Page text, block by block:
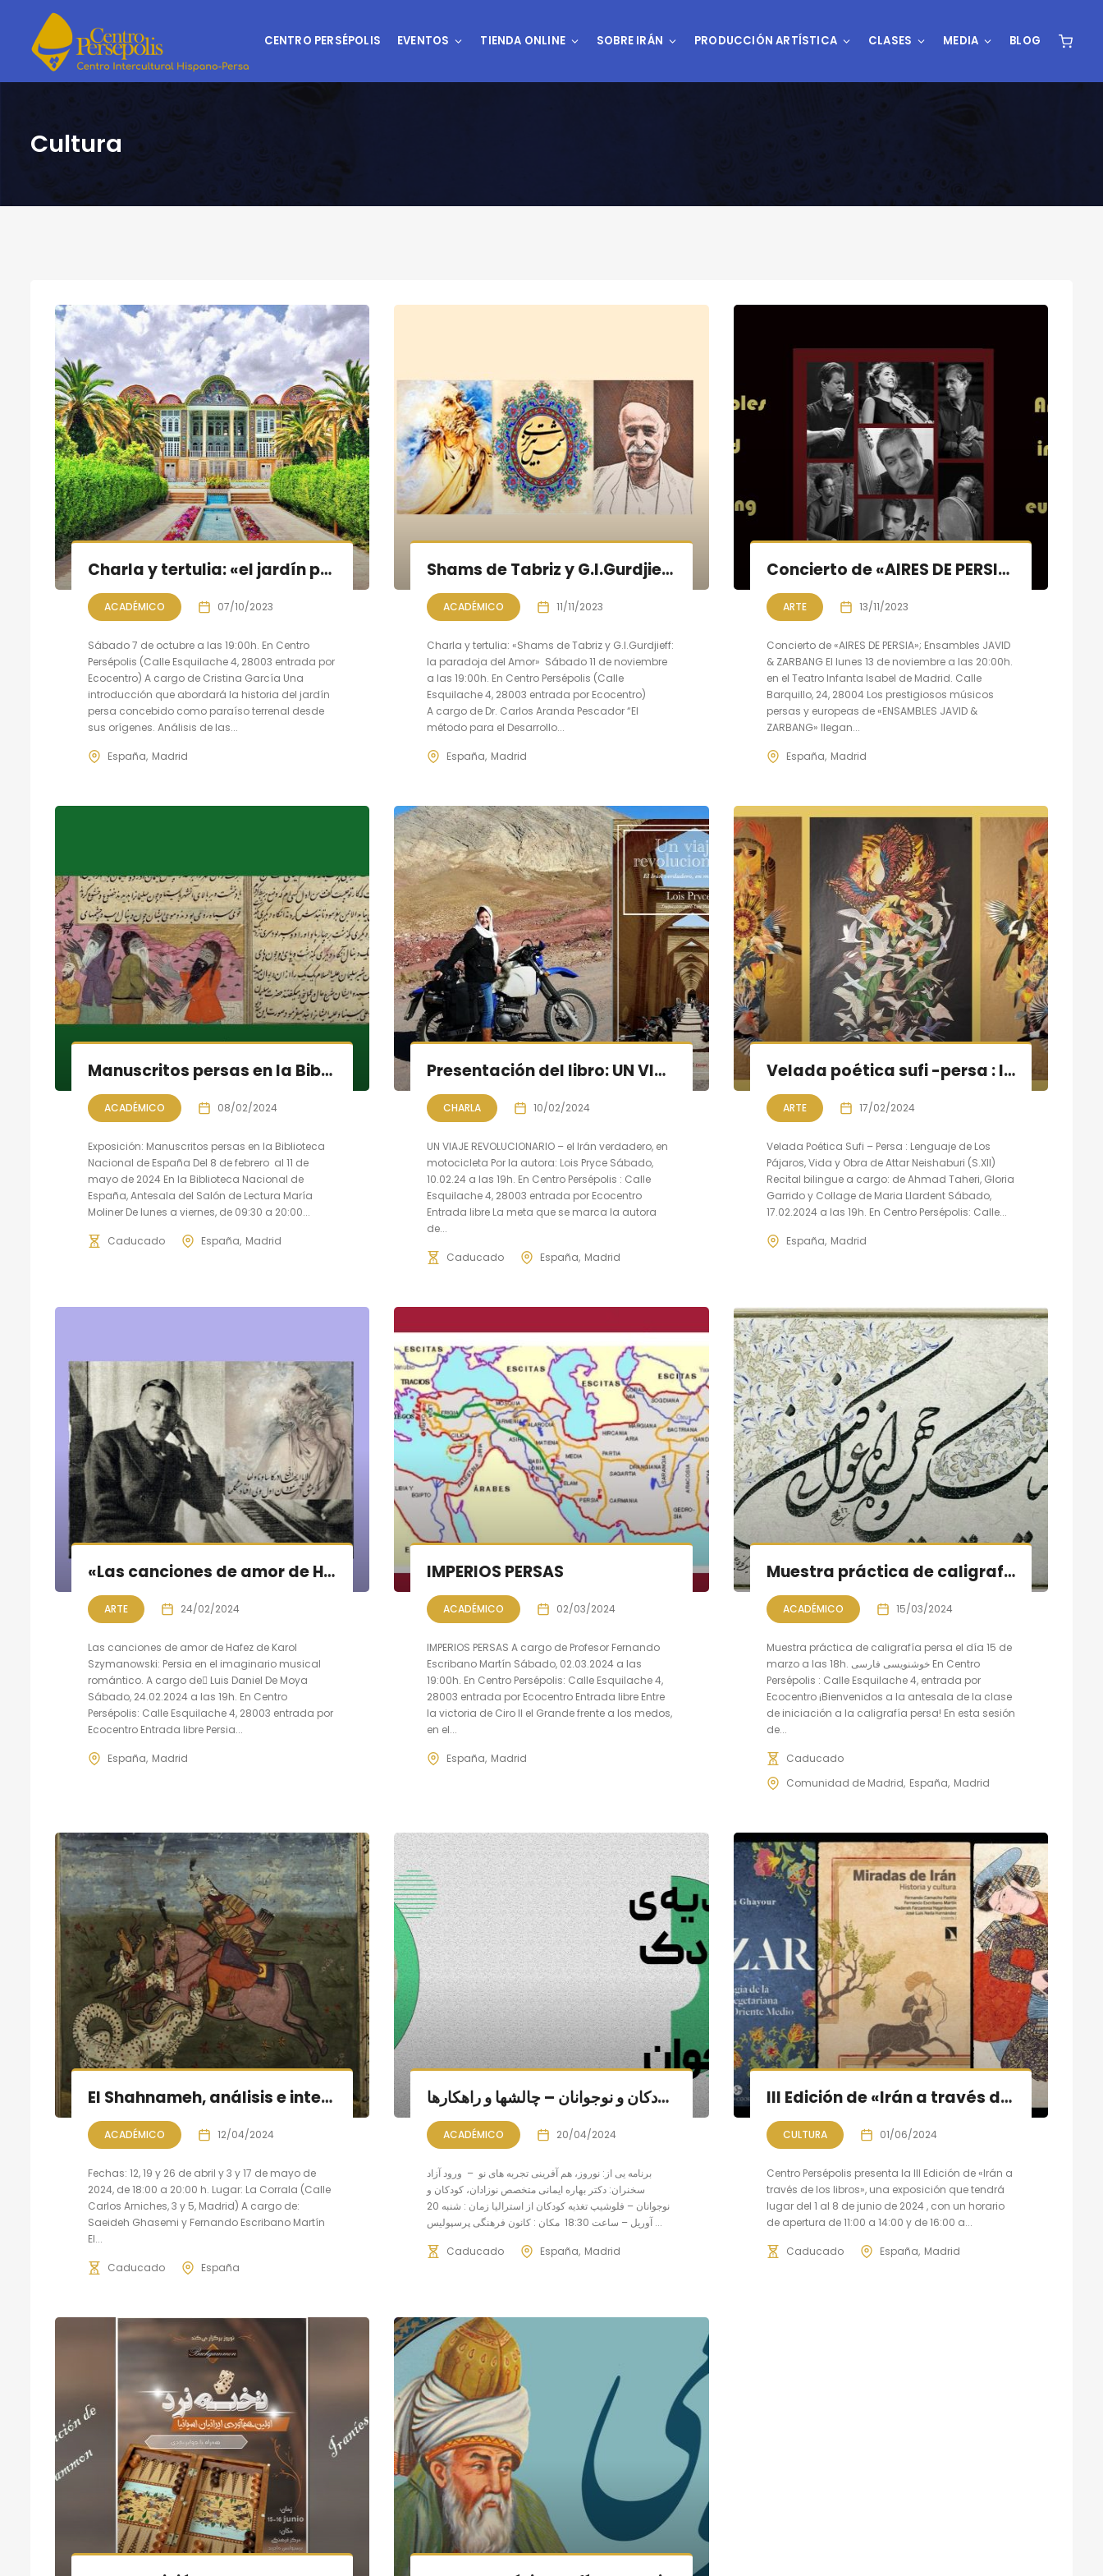
CENTRO PERSÉPOLIS EVENTOS TIENDA ONLINE SOBRE IRÁN PRODUCCIÓN ARTÍSTICA CLASES MEDIA BLOG
Cultura
Charla y tertulia: «el jardín persa, un paraíso en la tierra»
ACADÉMICO 07/10/2023
Sábado 7 de octubre a las 19:00h. En Centro
Persépolis (Calle Esquilache 4, 28003 entrada por
Ecocentro) A cargo de Cristina García Una
introducción que abordará la historia del jardín
persa concebido como paraíso terrenal desde
sus orígenes. Análisis de las...
España Madrid
Shams de Tabriz y G.I.Gurdjieff: la paradoja del Amor
ACADÉMICO 11/11/2023
Charla y tertulia: «Shams de Tabriz y G.I.Gurdjieff:
la paradoja del Amor» Sábado 11 de noviembre
a las 19:00h. En Centro Persépolis (Calle
Esquilache 4, 28003 entrada por Ecocentro)
A cargo de Dr. Carlos Aranda Pescador “El
método para el Desarrollo...
España Madrid
Concierto de «AIRES DE PERSIA»; Ensambles JAVID & ZARBANG en Madrid
ARTE 13/11/2023
Concierto de «AIRES DE PERSIA»; Ensambles JAVID
& ZARBANG El lunes 13 de noviembre a las 20:00h.
en el Teatro Infanta Isabel de Madrid. Calle
Barquillo, 24, 28004 Los prestigiosos músicos
persas y europeas de «ENSAMBLES JAVID &
ZARBANG» llegan...
España Madrid
Manuscritos persas en la Biblioteca Nacional de España
ACADÉMICO 08/02/2024
Exposición: Manuscritos persas en la Biblioteca
Nacional de España Del 8 de febrero al 11 de
mayo de 2024 En la Biblioteca Nacional de
España, Antesala del Salón de Lectura María
Moliner De lunes a viernes, de 09:30 a 20:00...
Caducado España Madrid
Presentación del libro: UN VIAJE REVOLUCIONARIO – el Irán verdadero, en motocicleta De Lois Pryce
CHARLA 10/02/2024
UN VIAJE REVOLUCIONARIO – el Irán verdadero, en
motocicleta Por la autora: Lois Pryce Sábado,
10.02.24 a las 19h. En Centro Persépolis : Calle
Esquilache 4, 28003 entrada por Ecocentro
Entrada libre La meta que se marca la autora
de...
Caducado España Madrid
Velada poética sufi -persa : lenguaje de los pájaros, Vida y obra de Attar Neishaburi (S.XII)
ARTE 17/02/2024
Velada Poética Sufi – Persa : Lenguaje de Los
Pájaros, Vida y Obra de Attar Neishaburi (S.XII)
Recital bilingue a cargo: de Ahmad Taheri, Gloria
Garrido y Collage de Maria Llardent Sábado,
17.02.2024 a las 19h. En Centro Persépolis: Calle...
España Madrid
«Las canciones de amor de Hafiz de Karol Szymanowski : Persia en el imaginario musical romántico.»
ARTE 24/02/2024
Las canciones de amor de Hafez de Karol
Szymanowski: Persia en el imaginario musical
romántico. A cargo de ِLuis Daniel De Moya
Sábado, 24.02.2024 a las 19h. En Centro
Persépolis: Calle Esquilache 4, 28003 entrada por
Ecocentro Entrada libre Persia...
España Madrid
IMPERIOS PERSAS
ACADÉMICO 02/03/2024
IMPERIOS PERSAS A cargo de Profesor Fernando
Escribano Martín Sábado, 02.03.2024 a las
19:00h. En Centro Persépolis: Calle Esquilache 4,
28003 entrada por Ecocentro Entrada libre Entre
la victoria de Ciro II el Grande frente a los medos,
en el...
España Madrid
Muestra práctica de caligrafía persa
ACADÉMICO 15/03/2024
Muestra práctica de caligrafía persa el día 15 de
marzo a las 18h. خوشنویسی فارسی En Centro
Persépolis : Calle Esquilache 4, entrada por
Ecocentro ¡Bienvenidos a la antesala de la clase
de iniciación a la caligrafía persa! En esta sesión
de...
Caducado
Comunidad de Madrid España Madrid
El Shahnameh, análisis e interpretación; curso en UAM
ACADÉMICO 12/04/2024
Fechas: 12, 19 y 26 de abril y 3 y 17 de mayo de
2024, de 18:00 a 20:00 h. Lugar: La Corrala (Calle
Carlos Arniches, 3 y 5, Madrid) A cargo de:
Saeideh Ghasemi y Fernando Escribano Martín
El...
Caducado España
نشستی با دکتر بهاره ایمانی: تغذیه کودکان و نوجوانان – چالشها و راهکارها
ACADÉMICO 20/04/2024
برنامه یی از: نوروز، هم آفرینی تجربه های نو – ورود آزاد
سخنران: دکتر بهاره ایمانی متخصص نوزادان، کودکان و
نوجوانان – فلوشیپ تغذیه کودکان از استرالیا زمان : شنبه 20
آوریل – ساعت 18:30 مکان : کانون فرهنگی پرسپولیس ...
Caducado España Madrid
III Edición de «Irán a través de los libros
CULTURA 01/06/2024
Centro Persépolis presenta la III Edición de «Irán a
través de los libros», una exposición que tendrá
lugar del 1 al 8 de junio de 2024 , con un horario
de apertura de 11:00 a 14:00 y de 16:00 a...
Caducado España Madrid